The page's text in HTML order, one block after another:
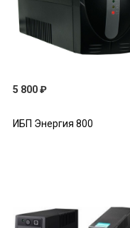
5 800 ₽
ИБП Энергия 800